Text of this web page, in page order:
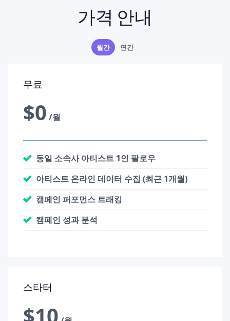
가격 안내
월간 연간
무료
$0 /월
동일 소속사 아티스트 1인 팔로우
아티스트 온라인 데이터 수집 (최근 1개월)
캠페인 퍼포먼스 트래킹
캠페인 성과 분석
스타터